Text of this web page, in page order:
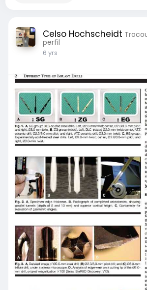
Celso Hochscheidt
perfil
6 yrs